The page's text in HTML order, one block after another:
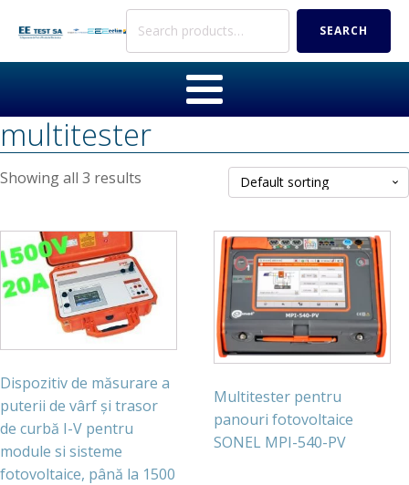
Search
SEARCH
multitester
Showing all 3 results
Dispozitiv de măsurare a
puterii de vârf și trasor
de curbă I-V pentru
module si sisteme
fotovoltaice, până la 1500
Multitester pentru
panouri fotovoltaice
SONEL MPI-540-PV